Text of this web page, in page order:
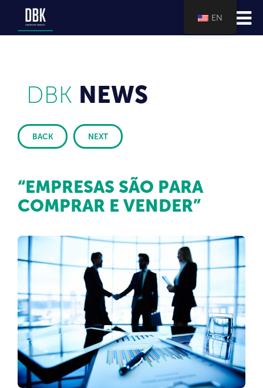
DBK NEWS
BACK NEXT
“EMPRESAS SÃO PARA
COMPRAR E VENDER”
EN